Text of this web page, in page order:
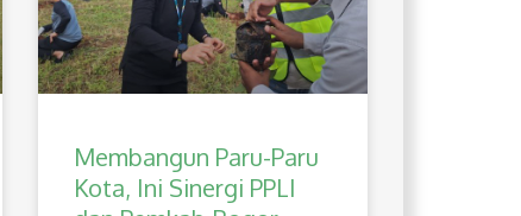
Membangun Paru-Paru
Kota, Ini Sinergi PPLI